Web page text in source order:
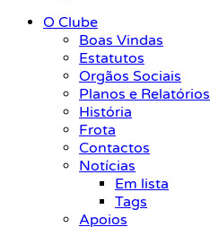
O Clube
Boas Vindas
Estatutos
Orgãos Sociais
Planos e Relatórios
História
Frota
Contactos
Notícias
Em lista
Tags
Apoios